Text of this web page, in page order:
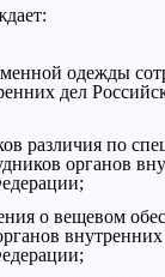
одежды
дел
различия по
органов
о вещевом